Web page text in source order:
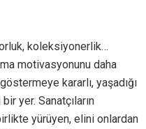
koleksiyonerlik…
motivasyonunu daha
kararlı, yaşadığı
yer. Sanatçıların
yürüyen, elini onlardan